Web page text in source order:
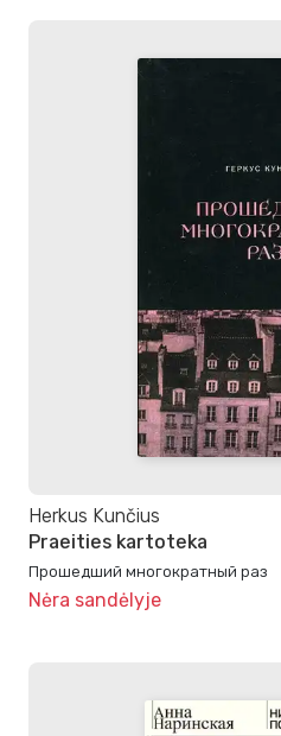
Herkus Kunčius
Praeities kartoteka
Прошедший многократный раз
Nėra sandėlyje